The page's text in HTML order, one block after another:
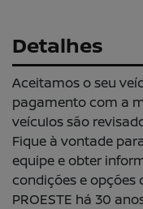
Detalhes
Aceitamos o seu
pagamento com a
veículos são
Fique à vontade
equipe e obter
condições e opções
PROESTE há 30